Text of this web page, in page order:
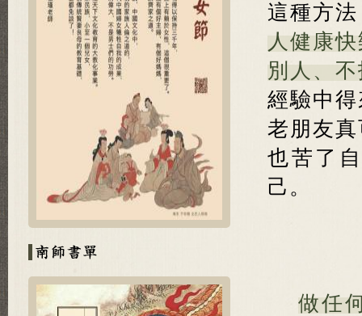
這種方
人健康
別人、
經驗中
老朋友
也苦了
己。
做任